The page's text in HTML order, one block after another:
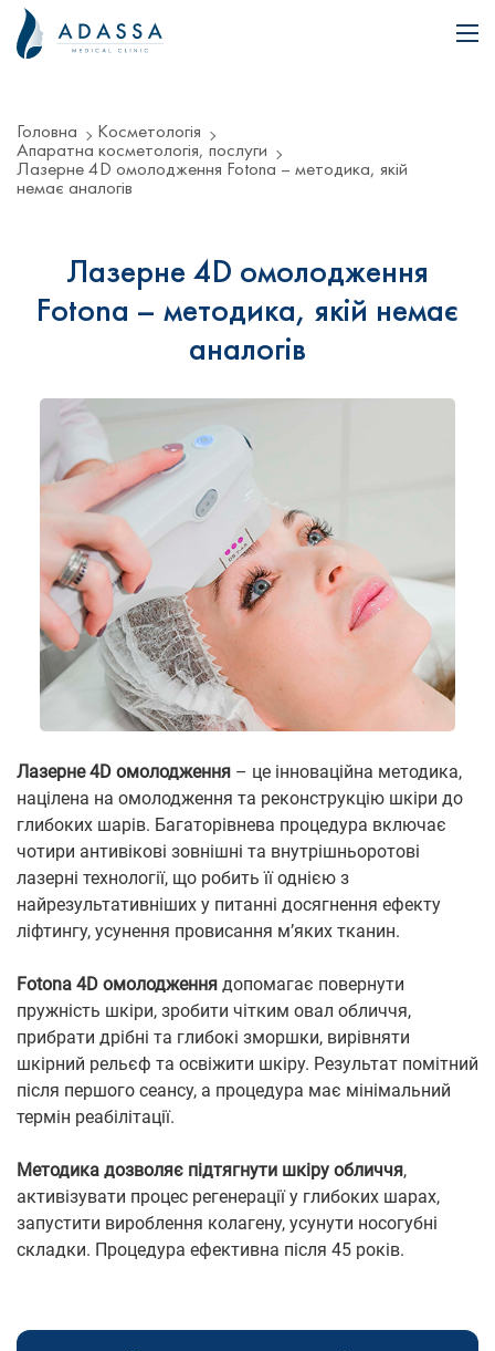
Головна
Косметологія
Апаратна косметологія, послуги
Лазерне 4D омолодження Fotona – методика, якій
немає аналогів
Лазерне 4D омолодження
Fotona – методика, якій немає
аналогів
Лазерне 4D омолодження – це інноваційна методика,
націлена на омолодження та реконструкцію шкіри до
глибоких шарів. Багаторівнева процедура включає
чотири антивікові зовнішні та внутрішньоротові
лазерні технології, що робить її однією з
найрезультативніших у питанні досягнення ефекту
ліфтингу, усунення провисання м’яких тканин.
Fotona 4D омолодження допомагає повернути
пружність шкіри, зробити чітким овал обличчя,
прибрати дрібні та глибокі зморшки, вирівняти
шкірний рельєф та освіжити шкіру. Результат помітний
після першого сеансу, а процедура має мінімальний
термін реабілітації.
Методика дозволяє підтягнути шкіру обличчя,
активізувати процес регенерації у глибоких шарах,
запустити вироблення колагену, усунути носогубні
складки. Процедура ефективна після 45 років.